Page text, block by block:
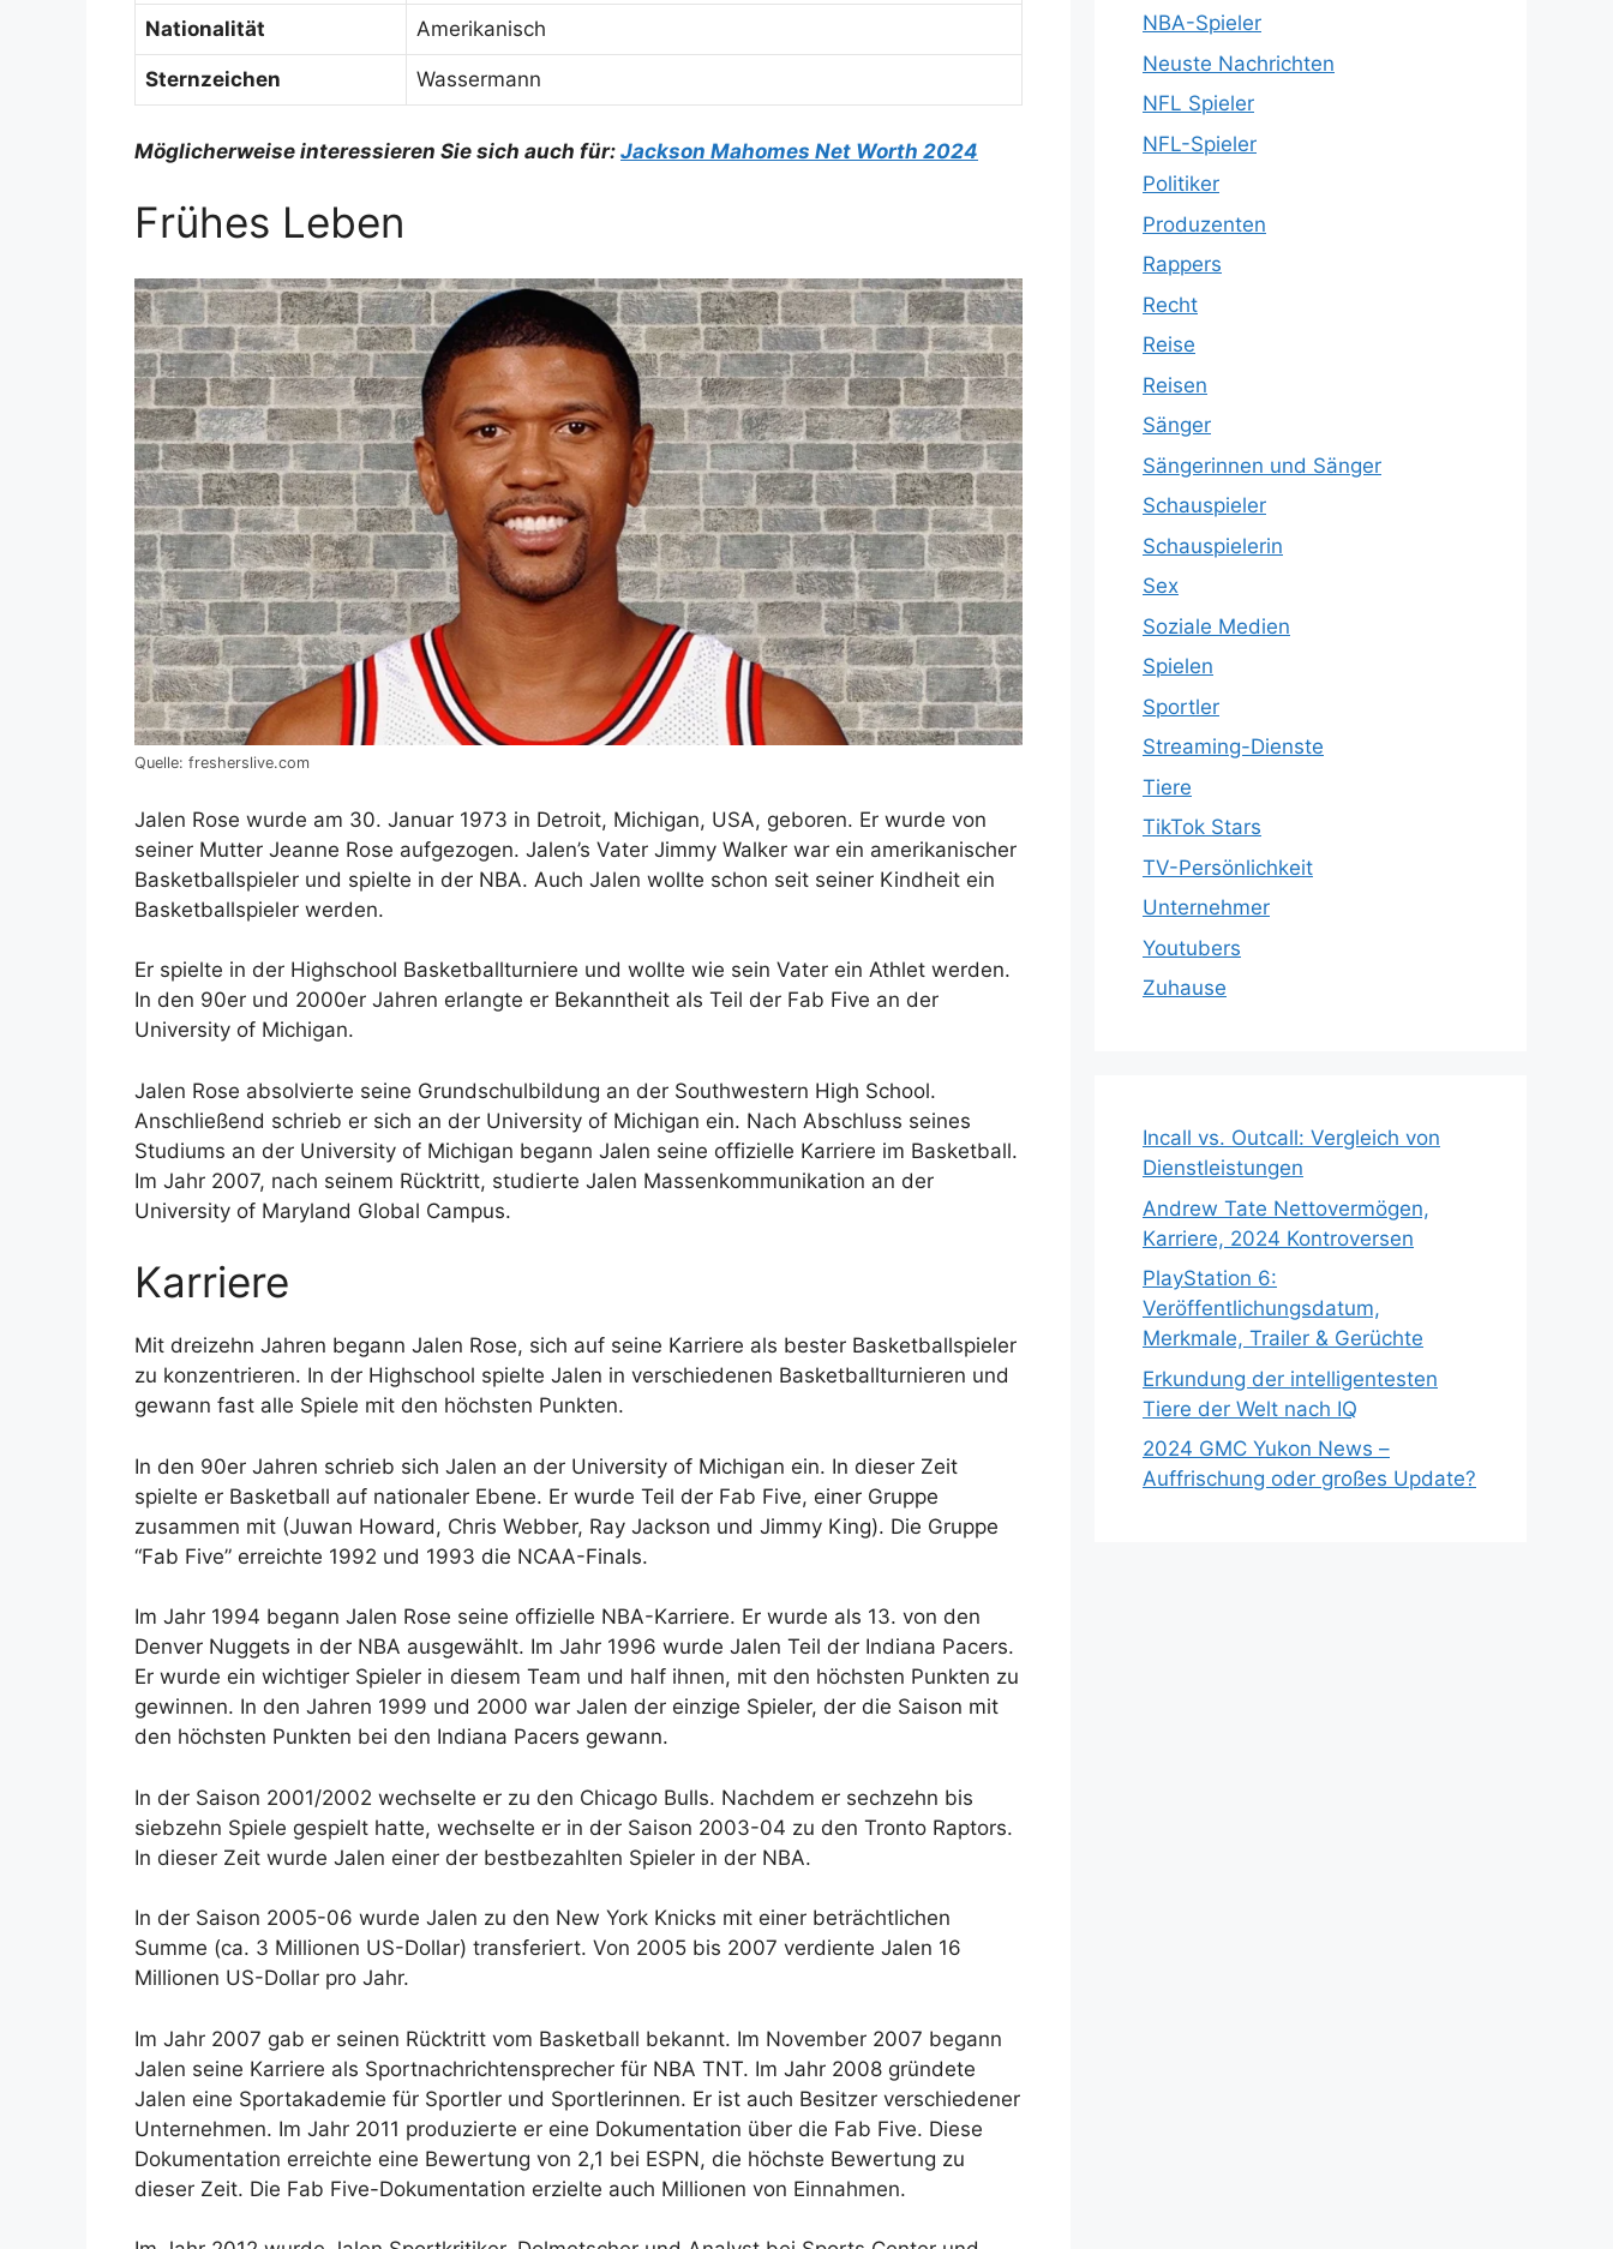
Nationalität Amerikanisch
Sternzeichen Wassermann
Möglicherweise interessieren Sie sich auch für: Jackson Mahomes Net Worth 2024
Frühes Leben
Quelle: fresherslive.com
Jalen Rose wurde am 30. Januar 1973 in Detroit, Michigan, USA, geboren. Er wurde von
seiner Mutter Jeanne Rose aufgezogen. Jalen’s Vater Jimmy Walker war ein amerikanischer
Basketballspieler und spielte in der NBA. Auch Jalen wollte schon seit seiner Kindheit ein
Basketballspieler werden.
Er spielte in der Highschool Basketballturniere und wollte wie sein Vater ein Athlet werden.
In den 90er und 2000er Jahren erlangte er Bekanntheit als Teil der Fab Five an der
University of Michigan.
Jalen Rose absolvierte seine Grundschulbildung an der Southwestern High School.
Anschließend schrieb er sich an der University of Michigan ein. Nach Abschluss seines
Studiums an der University of Michigan begann Jalen seine offizielle Karriere im Basketball.
Im Jahr 2007, nach seinem Rücktritt, studierte Jalen Massenkommunikation an der
University of Maryland Global Campus.
Karriere
Mit dreizehn Jahren begann Jalen Rose, sich auf seine Karriere als bester Basketballspieler
zu konzentrieren. In der Highschool spielte Jalen in verschiedenen Basketballturnieren und
gewann fast alle Spiele mit den höchsten Punkten.
In den 90er Jahren schrieb sich Jalen an der University of Michigan ein. In dieser Zeit
spielte er Basketball auf nationaler Ebene. Er wurde Teil der Fab Five, einer Gruppe
zusammen mit (Juwan Howard, Chris Webber, Ray Jackson und Jimmy King). Die Gruppe
“Fab Five” erreichte 1992 und 1993 die NCAA-Finals.
Im Jahr 1994 begann Jalen Rose seine offizielle NBA-Karriere. Er wurde als 13. von den
Denver Nuggets in der NBA ausgewählt. Im Jahr 1996 wurde Jalen Teil der Indiana Pacers.
Er wurde ein wichtiger Spieler in diesem Team und half ihnen, mit den höchsten Punkten zu
gewinnen. In den Jahren 1999 und 2000 war Jalen der einzige Spieler, der die Saison mit
den höchsten Punkten bei den Indiana Pacers gewann.
In der Saison 2001/2002 wechselte er zu den Chicago Bulls. Nachdem er sechzehn bis
siebzehn Spiele gespielt hatte, wechselte er in der Saison 2003-04 zu den Tronto Raptors.
In dieser Zeit wurde Jalen einer der bestbezahlten Spieler in der NBA.
In der Saison 2005-06 wurde Jalen zu den New York Knicks mit einer beträchtlichen
Summe (ca. 3 Millionen US-Dollar) transferiert. Von 2005 bis 2007 verdiente Jalen 16
Millionen US-Dollar pro Jahr.
Im Jahr 2007 gab er seinen Rücktritt vom Basketball bekannt. Im November 2007 begann
Jalen seine Karriere als Sportnachrichtensprecher für NBA TNT. Im Jahr 2008 gründete
Jalen eine Sportakademie für Sportler und Sportlerinnen. Er ist auch Besitzer verschiedener
Unternehmen. Im Jahr 2011 produzierte er eine Dokumentation über die Fab Five. Diese
Dokumentation erreichte eine Bewertung von 2,1 bei ESPN, die höchste Bewertung zu
dieser Zeit. Die Fab Five-Dokumentation erzielte auch Millionen von Einnahmen.
NBA-Spieler
Neuste Nachrichten
NFL Spieler
NFL-Spieler
Politiker
Produzenten
Rappers
Recht
Reise
Reisen
Sänger
Sängerinnen und Sänger
Schauspieler
Schauspielerin
Sex
Soziale Medien
Spielen
Sportler
Streaming-Dienste
Tiere
TikTok Stars
TV-Persönlichkeit
Unternehmer
Youtubers
Zuhause
Incall vs. Outcall: Vergleich von
Dienstleistungen
Andrew Tate Nettovermögen,
Karriere, 2024 Kontroversen
PlayStation 6:
Veröffentlichungsdatum,
Merkmale, Trailer & Gerüchte
Erkundung der intelligentesten
Tiere der Welt nach IQ
2024 GMC Yukon News –
Auffrischung oder großes Update?